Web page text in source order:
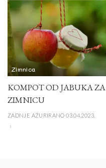
Zimnica
KOMPOT OD JABUKA ZA
ZIMNICU
ZADNJE AŽURIRANO 03.04.2023.